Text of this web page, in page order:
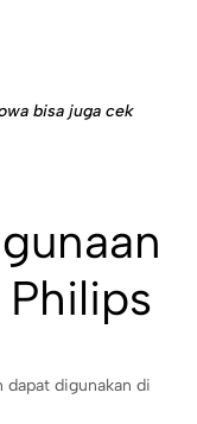
bisa juga cek
dapat digunakan di